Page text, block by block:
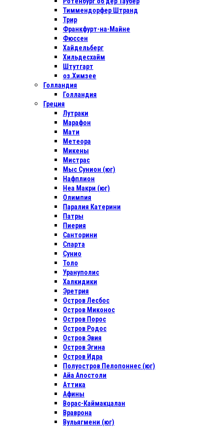
Тиммендорфер Штранд
Трир
Франкфурт-на-Майне
Фюссен
Хайдельберг
Хильдесхайм
Штутгарт
оз.Химзее
Голландия
Голландия
Греция
Лутраки
Марафон
Мати
Метеора
Микены
Мистрас
Мыс Сунион (юг)
Нафплион
Неа Макри (юг)
Олимпия
Паралия Катерини
Патры
Пиерия
Санторини
Спарта
Сунио
Толо
Урануполис
Халкидики
Эретрия
Остров Лесбос
Остров Миконос
Остров Порос
Остров Родос
Остров Эвия
Остров Эгина
Остров Идра
Полуостров Пелопоннес (юг)
Айа Апостоли
Аттика
Афины
Ворас-Каймакцалан
Враврона
Вульягмени (юг)